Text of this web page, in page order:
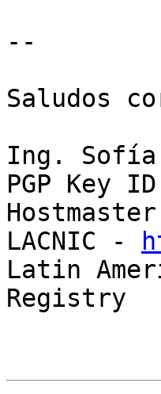
--
Saludos
Ing. Sofía
PGP Key
LACNIC -
Latin
Registry